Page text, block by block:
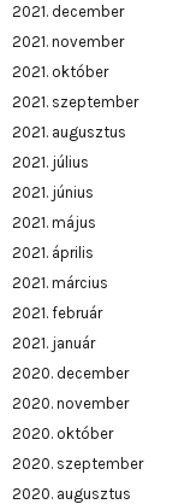
2021. december
2021. november
2021. október
2021. szeptember
2021. augusztus
2021. július
2021. június
2021. május
2021. április
2021. március
2021. február
2021. január
2020. december
2020. november
2020. október
2020. szeptember
2020. augusztus